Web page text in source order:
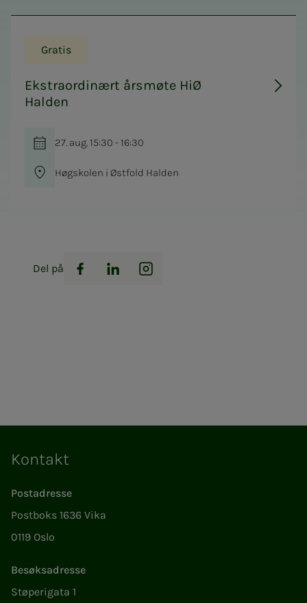
Gratis
Ekstraordinært årsmøte HiØ
Halden
27. aug. 15:30 - 16:30
Høgskolen i Østfold Halden
Del på
Facebook
LinkedInInstagram
Kontakt
Postadresse
Postboks 1636 Vika
0119 Oslo
Besøksadresse
Støperigata 1